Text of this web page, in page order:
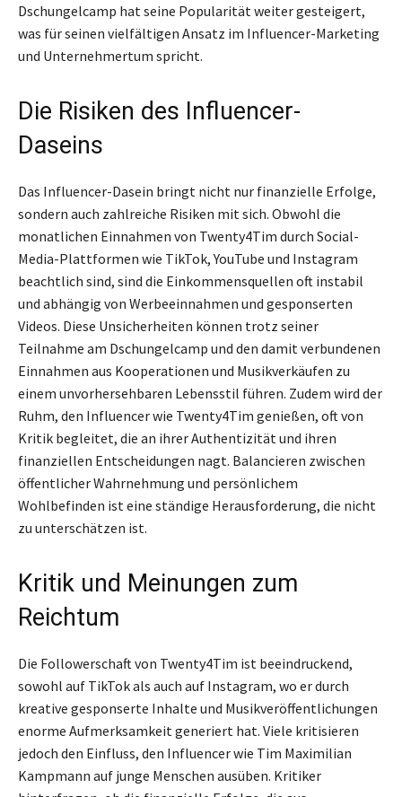
Dschungelcamp hat seine Popularität weiter gesteigert,
was für seinen vielfältigen Ansatz im Influencer-Marketing
und Unternehmertum spricht.
Die Risiken des Influencer-
Daseins
Das Influencer-Dasein bringt nicht nur finanzielle Erfolge,
sondern auch zahlreiche Risiken mit sich. Obwohl die
monatlichen Einnahmen von Twenty4Tim durch Social-
Media-Plattformen wie TikTok, YouTube und Instagram
beachtlich sind, sind die Einkommensquellen oft instabil
und abhängig von Werbeeinnahmen und gesponserten
Videos. Diese Unsicherheiten können trotz seiner
Teilnahme am Dschungelcamp und den damit verbundenen
Einnahmen aus Kooperationen und Musikverkäufen zu
einem unvorhersehbaren Lebensstil führen. Zudem wird der
Ruhm, den Influencer wie Twenty4Tim genießen, oft von
Kritik begleitet, die an ihrer Authentizität und ihren
finanziellen Entscheidungen nagt. Balancieren zwischen
öffentlicher Wahrnehmung und persönlichem
Wohlbefinden ist eine ständige Herausforderung, die nicht
zu unterschätzen ist.
Kritik und Meinungen zum
Reichtum
Die Followerschaft von Twenty4Tim ist beeindruckend,
sowohl auf TikTok als auch auf Instagram, wo er durch
kreative gesponserte Inhalte und Musikveröffentlichungen
enorme Aufmerksamkeit generiert hat. Viele kritisieren
jedoch den Einfluss, den Influencer wie Tim Maximilian
Kampmann auf junge Menschen ausüben. Kritiker